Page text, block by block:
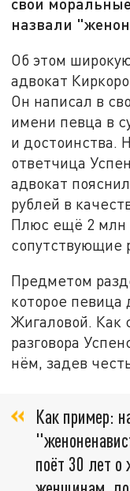
назвали
Об этом
адвокат
Он написал в
имени певца в
и достоинства.
ответчица
адвокат
рублей в
Плюс ещё 2 млн
сопутствующие
Предметом
которое певица
Жигаловой. Как
разговора
нём, задев
Как пример:
поёт 30 лет